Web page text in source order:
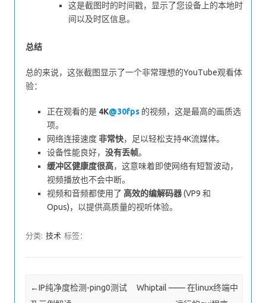
这是截图时的时间戳，显示了您设备上的本地时
间以及时区信息。
总结
总的来说，这张截图显示了一个非常理想的YouTube观看体
验：
正在观看的是 4K@30fps的视频，这是最高的画质选
项。
网络连接速度非常快，足以轻松支持4K流媒体。
设备性能良好， 没有丢帧。
缓冲区健康度很高，这意味着即使网络有短暂波动，
视频播放也不会中断。
视频和音频都使用了 高效的编解码器(VP9 和
Opus)，以提供高质量的视听体验。
分类: 技术 标签：
Post navigation
←IP纯净度检测-ping0测试
Whiptail —— 在linux终端中